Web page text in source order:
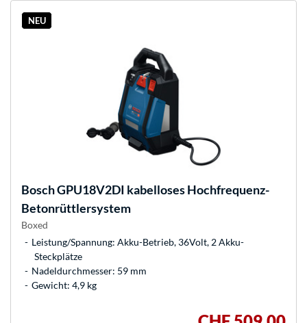
NEU
BoschGPU18V2DI kabelloses Hochfrequenz-
Betonrüttlersystem
Boxed
Leistung/Spannung: Akku-Betrieb, 36Volt, 2 Akku-
Steckplätze
Nadeldurchmesser: 59 mm
Gewicht: 4,9 kg